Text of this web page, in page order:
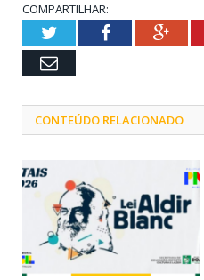
COMPARTILHAR:
TwitterFacebook
Email
CONTEÚDO RELACIONADO